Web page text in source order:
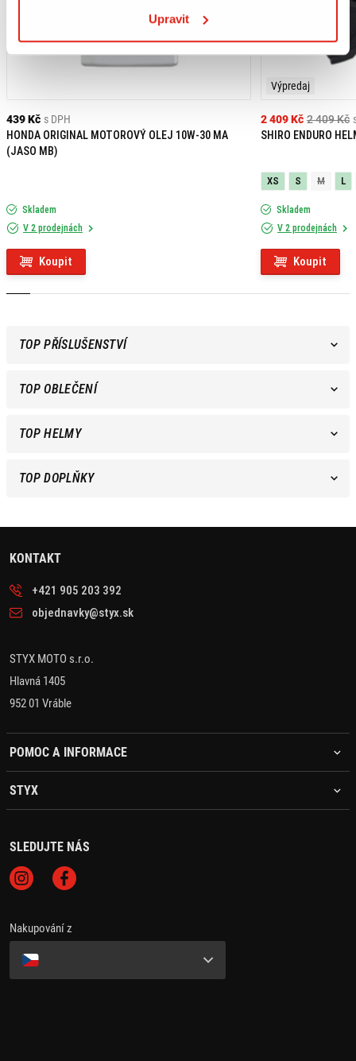
Upravit
439 Kč s DPH
HONDA ORIGINAL MOTOROVÝ OLEJ 10W-30 MA
(JASO MB)
Skladem
V 2 prodejnách
Koupit
Výpredaj
2 409 Kč
2 409 Kč
SHIRO ENDURO
XS S M L
Skladem
V 2 prodejnách
Koupit
TOP PŘÍSLUŠENSTVÍ
TOP OBLEČENÍ
TOP HELMY
TOP DOPLŇKY
KONTAKT
+421 905 203 392
objednavky@styx.sk
STYX MOTO s.r.o.
Hlavná 1405
952 01 Vráble
POMOC A INFORMACE
STYX
SLEDUJTE NÁS
Nakupování z